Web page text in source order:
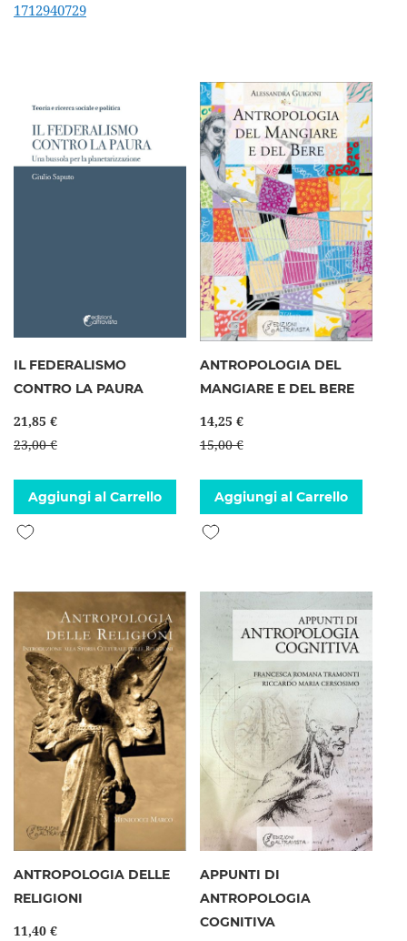
1712940729
IL FEDERALISMO
CONTRO LA PAURA
21,85 €
23,00 €
Aggiungi al Carrello
Aggiungi alla lista desideri
ANTROPOLOGIA DEL
MANGIARE E DEL BERE
14,25 €
15,00 €
Aggiungi al Carrello
Aggiungi alla lista desideri
ANTROPOLOGIA DELLE
RELIGIONI
11,40 €
APPUNTI DI
ANTROPOLOGIA
COGNITIVA